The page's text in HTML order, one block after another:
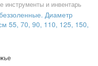
инструменты и инвентарь
Диаметр
55, 70, 90, 110, 125, 150,